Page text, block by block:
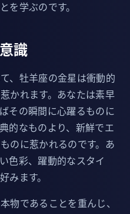
を学ぶのです。
識
、牡羊座の金星は衝動的
かれます。あなたは素早
その瞬間に心躍るものに
的なものより、新鮮でエ
のに惹かれるのです。あ
色彩、躍動的なスタイ
みます。
物であることを重んじ、